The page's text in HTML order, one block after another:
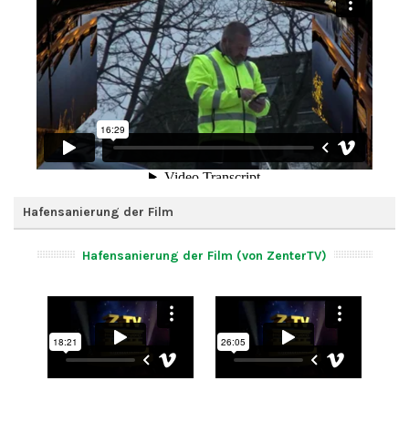
Hafensanierung der Film
Hafensanierung der Film (von ZenterTV)